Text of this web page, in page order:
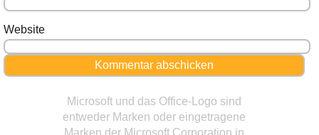
Website
Microsoft und das Office-Logo sind
entweder Marken oder eingetragene
Marken der Microsoft Corporation in